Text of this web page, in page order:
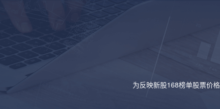
为反映新股168榜单股票价